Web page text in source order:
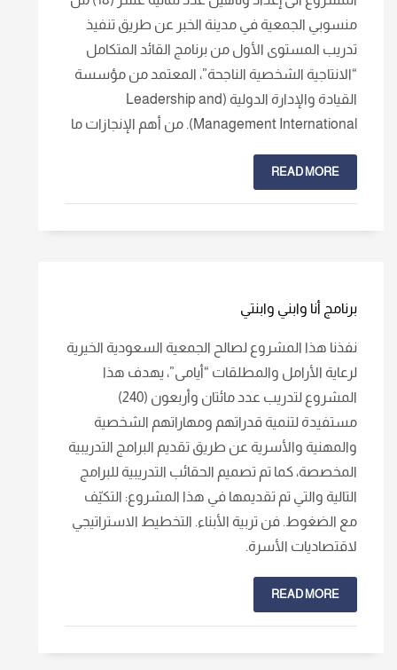
منسوبي الجمعية في مدينة الخبر عن طريق تنفيذ
تدريب المستوى الأول من برنامج القائد المتكامل
“الانتاجية الشخصية الناجحة”، المعتمد من مؤسسة
القيادة والإدارة الدولية (Leadership and
Management International). من أهم الإنجازات ما
READ MORE
برنامج أنا وابني وابنتي
نفذنا هذا المشروع لصالح الجمعية السعودية الخيرية
لرعاية الأرامل والمطلقات “أيامى”، يهدف هذا
المشروع لتدريب عدد مائتان وأربعون (240)
مستفيدة لتنمية قدراتهم ومهاراتهم الشخصية
والمهنية والأسرية عن طريق تقديم البرامج التدريبية
المخصصة، كما تم تصميم الحقائب التدريبية للبرامج
التالية والتي تم تقديمها في هذا المشروع: التكيّف
مع الضغوط. فن تربية الأبناء. التخطيط الاستراتيجي
لاقتصاديات الأسرة.
READ MORE